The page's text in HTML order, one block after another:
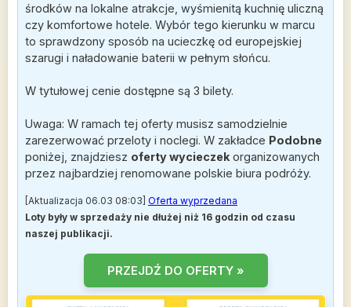
środków na lokalne atrakcje, wyśmienitą kuchnię uliczną
czy komfortowe hotele. Wybór tego kierunku w marcu
to sprawdzony sposób na ucieczkę od europejskiej
szarugi i naładowanie baterii w pełnym słońcu.
W tytułowej cenie dostępne są 3 bilety.
Uwaga: W ramach tej oferty musisz samodzielnie
zarezerwować przeloty i noclegi. W zakładce Podobne
poniżej, znajdziesz oferty wycieczek organizowanych
przez najbardziej renomowane polskie biura podróży.
[Aktualizacja 06.03 08:03] Oferta wyprzedana
Loty były w sprzedaży nie dłużej niż 16 godzin od czasu
naszej publikacji.
PRZEJDŹ DO OFERTY »